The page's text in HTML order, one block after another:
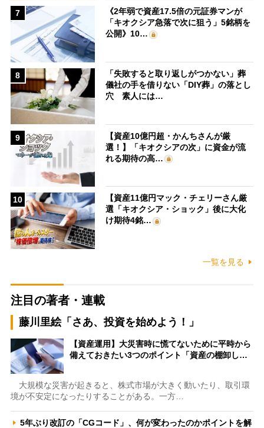
7
《2年弱で資産17.5倍の元証券マンが
「キオクシア急落で次に狙う」5銘柄を
公開》10…
8
「失敗すると取り返しがつかない」葬
儀社の手を借りない「DIY葬」の落とし
穴 素人には…
9
【資産10億円超・かんちさんが厳
選！】「キオクシアの次」に資金が流
れる期待の高…
10
【資産11億円マック・チェリーさん厳
選「キオクシア・ショック」後に大化
け期待4銘…
一覧を見る
注目の著者・連載
藤川里絵「さあ、投資を始めよう！」
【資産運用】大災害時に慌てないために平時から
備えておきたい3つのポイント「資産の棚卸し…
大規模な災害が起きると、株式市場が大きく動いたり、取引環
境が不安定になったりすることがある。一方…
5年ぶり改訂の「CGコード」、何が変わったのかポイントを解